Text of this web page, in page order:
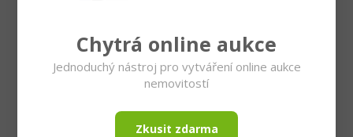
Chytrá online aukce
Jednoduchý nástroj pro vytváření online aukce
nemovitostí
Zkusit zdarma